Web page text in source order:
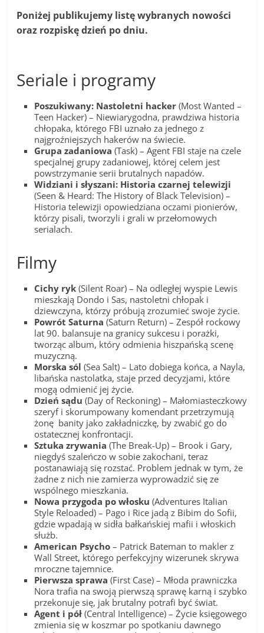
Poniżej publikujemy listę wybranych nowości
oraz rozpiskę dzień po dniu.
Seriale i programy
Poszukiwany: Nastoletni hacker (Most Wanted –
Teen Hacker) – Niewiarygodna, prawdziwa historia
chłopaka, którego FBI uznało za jednego z
najgroźniejszych hakerów na świecie.
Grupa zadaniowa (Task) – Agent FBI staje na czele
specjalnej grupy zadaniowej, której celem jest
powstrzymanie serii brutalnych napadów.
Widziani i słyszani: Historia czarnej telewizji
(Seen & Heard: The History of Black Television) –
Historia telewizji opowiedziana oczami pionierów,
którzy pisali, tworzyli i grali w przełomowych
serialach.
Filmy
Cichy ryk (Silent Roar) – Na odległej wyspie Lewis
mieszkają Dondo i Sas, nastoletni chłopak i
dziewczyna, którzy próbują zrozumieć swoje życie.
Powrót Saturna (Saturn Return) – Zespół rockowy
lat 90. balansuje na granicy sukcesu i porażki,
tworząc album, który odmienia hiszpańską scenę
muzyczną.
Morska sól(Sea Salt) – Lato dobiega końca, a Nayla,
libańska nastolatka, staje przed decyzjami, które
mogą odmienić jej życie.
Dzień sądu (Day of Reckoning) – Małomiasteczkowy
szeryf i skorumpowany komendant przetrzymują
żonę banity jako zakładniczkę, by zwabić go do
ostatecznej konfrontacji.
Sztuka zrywania (The Break-Up) – Brook i Gary,
niegdyś szaleńczo w sobie zakochani, teraz
postanawiają się rozstać. Problem jednak w tym, że
żadne z nich nie zamierza wyprowadzić się ze
wspólnego mieszkania.
Nowa przygoda po włosku (Adventures Italian
Style Reloaded) – Pago i Rice jadą z Bibim do Sofii,
gdzie wpadają w sidła bałkańskiej mafii i włoskich
służb.
American Psycho – Patrick Bateman to makler z
Wall Street, którego perfekcyjny wizerunek skrywa
mroczne tajemnice.
Pierwsza sprawa (First Case) – Młoda prawniczka
Nora trafia na swoją pierwszą sprawę karną i szybko
przekonuje się, jak brutalny potrafi być świat.
Agent i pół (Central Intelligence) – Życie księgowego
zmienia się w koszmar po spotkaniu dawnego